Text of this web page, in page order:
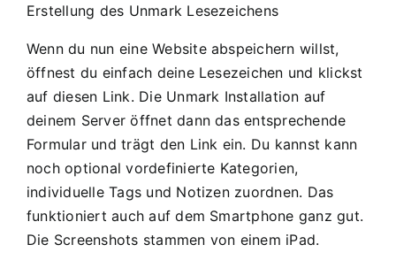
Erstellung des Unmark Lesezeichens
Wenn du nun eine Website abspeichern willst,
öffnest du einfach deine Lesezeichen und klickst
auf diesen Link. Die Unmark Installation auf
deinem Server öffnet dann das entsprechende
Formular und trägt den Link ein. Du kannst kann
noch optional vordefinierte Kategorien,
individuelle Tags und Notizen zuordnen. Das
funktioniert auch auf dem Smartphone ganz gut.
Die Screenshots stammen von einem iPad.